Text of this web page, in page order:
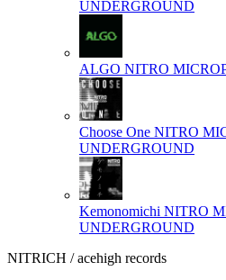
UNDERGROUND
ALGO NITRO
Choose One NITRO
UNDERGROUND
Kemonomichi NITRO
UNDERGROUND
NITRICH / acehigh records